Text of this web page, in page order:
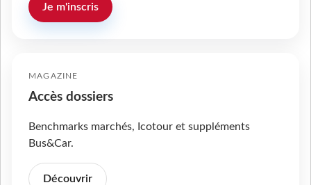
Je m'inscris
MAGAZINE
Accès dossiers
Benchmarks marchés, Icotour et suppléments
Bus&Car.
Découvrir